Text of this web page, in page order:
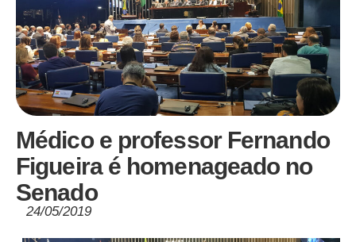
Médico e professor Fernando
Figueira é homenageado no
Senado
24/05/2019